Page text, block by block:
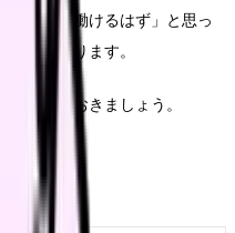
じように働けるはず」と思っ
やすくなります。
認しておきましょう。